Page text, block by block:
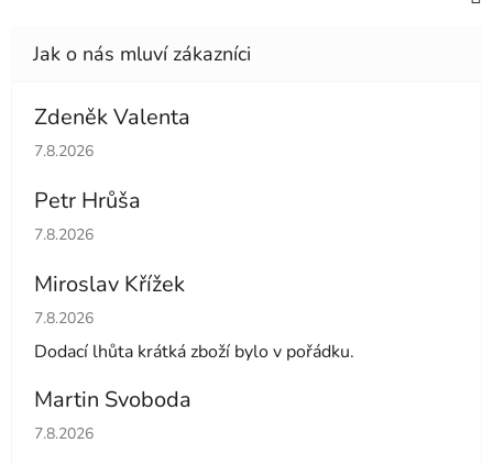
Zdeněk Valenta
Hodnocení obchodu je 5 z 5 hvězdiček.
7.8.2026
Petr Hrůša
Hodnocení obchodu je 5 z 5 hvězdiček.
7.8.2026
Miroslav Křížek
Hodnocení obchodu je 5 z 5 hvězdiček.
7.8.2026
Dodací lhůta krátká zboží bylo v pořádku.
Martin Svoboda
Hodnocení obchodu je 5 z 5 hvězdiček.
7.8.2026